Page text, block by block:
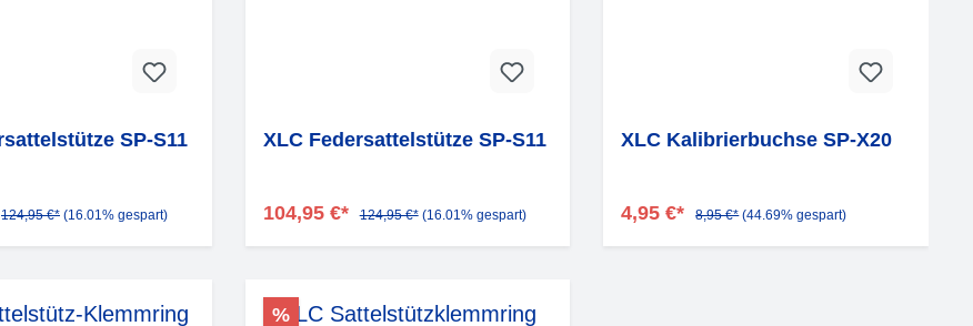
SP-S11
124,95 €* (16.01% gespart)
XLC Federsattelstütze SP-S11
104,95 €* 124,95 €* (16.01% gespart)
XLC Kalibrierbuchse SP-X20
4,95 €* 8,95 €* (44.69% gespart)
%